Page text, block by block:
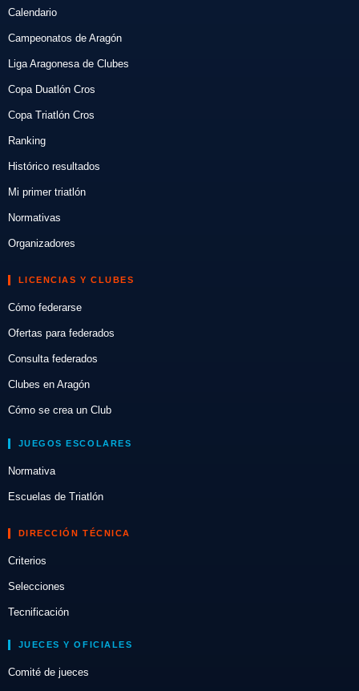
Calendario
Campeonatos de Aragón
Liga Aragonesa de Clubes
Copa Duatlón Cros
Copa Triatlón Cros
Ranking
Histórico resultados
Mi primer triatlón
Normativas
Organizadores
LICENCIAS Y CLUBES
Cómo federarse
Ofertas para federados
Consulta federados
Clubes en Aragón
Cómo se crea un Club
JUEGOS ESCOLARES
Normativa
Escuelas de Triatlón
DIRECCIÓN TÉCNICA
Criterios
Selecciones
Tecnificación
JUECES Y OFICIALES
Comité de jueces